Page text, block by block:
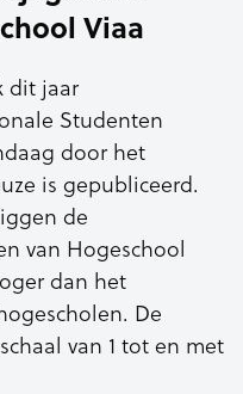
Viaa
dit jaar
Studenten
door het
is gepubliceerd.
de
van Hogeschool
dan het
De
van 1 tot en met